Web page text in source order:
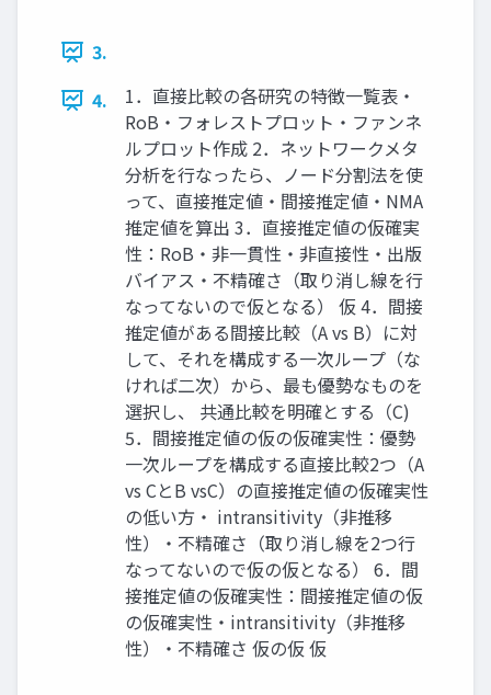
3.
4.
1．直接比較の各研究の特徴一覧表・
RoB・フォレストプロット・ファンネ
ルプロット作成 2．ネットワークメタ
分析を行なったら、ノード分割法を使
って、直接推定値・間接推定値・NMA
推定値を算出 3．直接推定値の仮確実
性：RoB・非一貫性・非直接性・出版
バイアス・不精確さ（取り消し線を行
なってないので仮となる） 仮 4．間接
推定値がある間接比較（A vs B）に対
して、それを構成する一次ループ（な
ければ二次）から、最も優勢なものを
選択し、 共通比較を明確とする（C)
5．間接推定値の仮の仮確実性：優勢
一次ループを構成する直接比較2つ（A
vs CとB vsC）の直接推定値の仮確実性
の低い方・ intransitivity（非推移
性）・不精確さ（取り消し線を2つ行
なってないので仮の仮となる） 6．間
接推定値の仮確実性：間接推定値の仮
の仮確実性・intransitivity（非推移
性）・不精確さ 仮の仮 仮